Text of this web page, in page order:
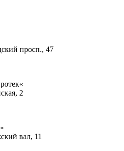
просп., 47
2
вал, 11